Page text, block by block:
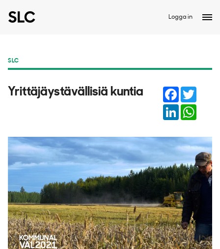
Logga in
SLC
Yrittäjäystävällisiä kuntia Facebook
LinkedIn